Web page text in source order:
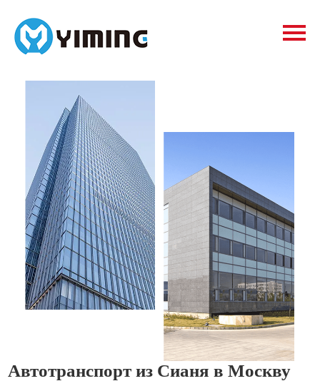
Tags
видео
Автотранспорт из Сианя в Москву